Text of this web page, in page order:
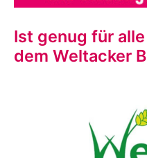
Ist genug für
dem Weltacker